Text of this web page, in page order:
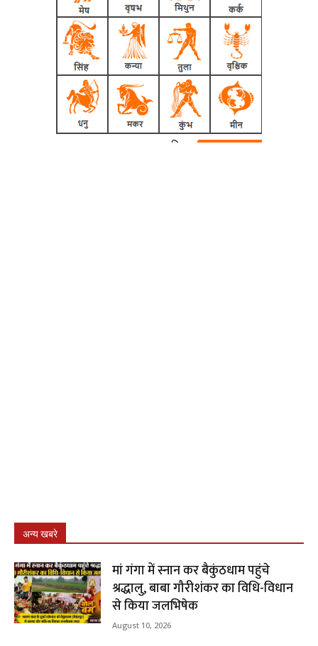
अन्य खबरे
मां गंगा में स्नान कर बैकुंठधाम पहुंचे
श्रद्धालु, बाबा गौरीशंकर का विधि-विधान
से किया जलभिषेक
August 10, 2026